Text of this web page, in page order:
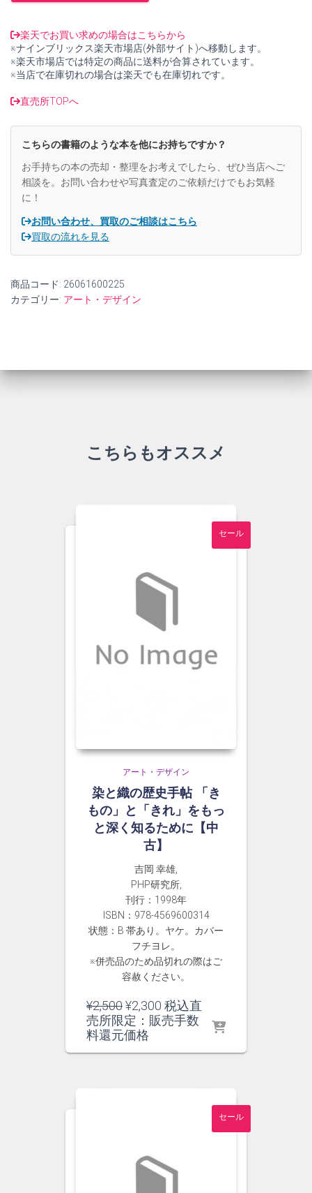
展
酔・
醒
醒
の
人
後
【図
録】
【中
古】
楽天でお買い求めの場合はこちらから
※ナインブリックス楽天市場店(外部サイト)へ移動します。
※楽天市場店では特定の商品に送料が合算されています。
※当店で在庫切れの場合は楽天でも在庫切れです。
直売所TOPへ
こちらの書籍のような本を他にお持ちですか？
お手持ちの本の売却・整理をお考えでしたら、ぜひ当店へご
相談を。お問い合わせや写真査定のご依頼だけでもお気軽
に！
お問い合わせ、買取のご相談はこちら
買取の流れを見る
商品コード: 26061600225
カテゴリー: アート・デザイン
こちらもオススメ
セール
アート・デザイン
染と織の歴史手帖 「き
もの」と「きれ」をもっ
と深く知るために【中
古】
吉岡 幸雄,
PHP研究所,
刊行：1998年
ISBN：978-4569600314
状態：B 帯あり。ヤケ。カバー
フチヨレ。
※併売品のため品切れの際はご
容赦ください。
¥2,500元
の
価
格
¥2,300 現
在
価
税込直
売所限定：販売手数
料還元価格
セール